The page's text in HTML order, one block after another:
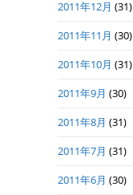
2011年12月 (31)
2011年11月 (30)
2011年10月 (31)
2011年9月 (30)
2011年8月 (31)
2011年7月 (31)
2011年6月 (30)